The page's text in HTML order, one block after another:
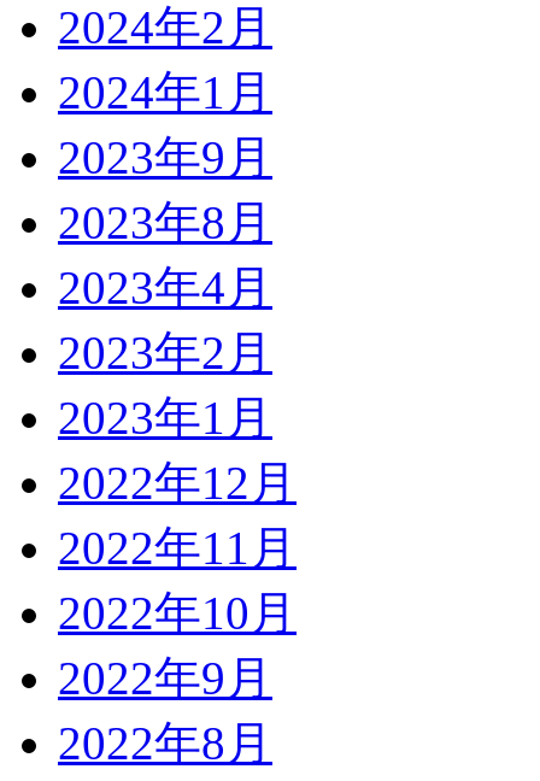
2024年2月
2024年1月
2023年9月
2023年8月
2023年4月
2023年2月
2023年1月
2022年12月
2022年11月
2022年10月
2022年9月
2022年8月